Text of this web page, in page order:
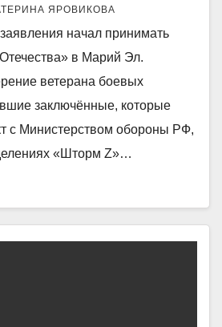
ЯРОВИКОВА
начал принимать
в Марий Эл.
ветерана боевых
заключённые, которые
с Министерством обороны РФ,
«Шторм Z»…